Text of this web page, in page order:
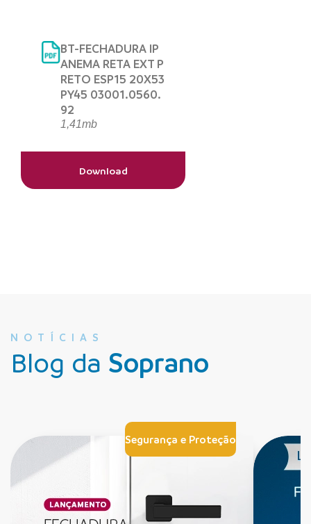
BT-FECHADURA IP
ANEMA RETA EXT P
RETO ESP15 20X53
PY45 03001.0560.
92
1,41mb
Download
NOTÍCIAS
Blog da Soprano
Segurança e Proteção